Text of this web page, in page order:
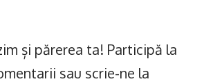
și părerea ta! Participă la
sau scrie-ne la